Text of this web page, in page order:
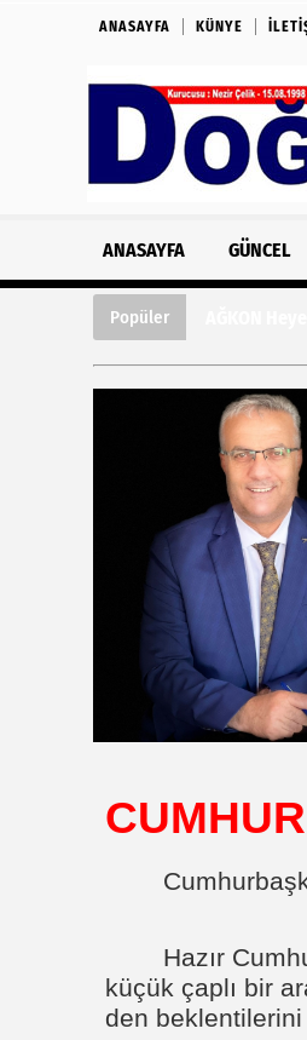
ANASAYFA KÜNYE
ANASAYFA GÜNCEL
Popüler
Hazır
küçük çaplı bir
den